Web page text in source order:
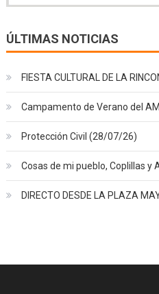
ÚLTIMAS NOTICIAS
FIESTA CULTURAL DE LA
Campamento de Verano del
Protección Civil (28/07/26)
Cosas de mi pueblo, Coplillas y
DIRECTO DESDE LA PLAZA